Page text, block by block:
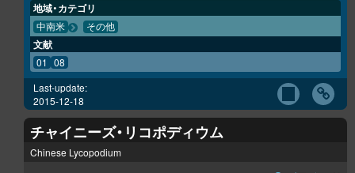
地域・カテゴリ
中南米 その他
文献
01 08
Last-update:
2015-12-18
チャイニーズ・リコポディウム
Chinese Lycopodium